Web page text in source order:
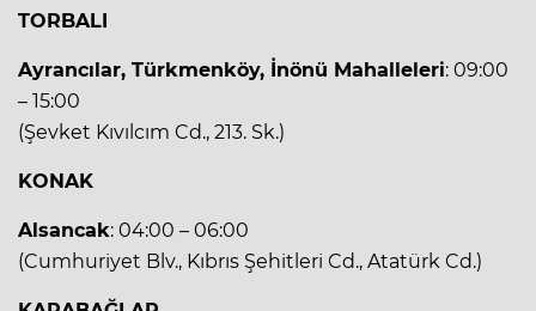
TORBALI
Ayrancılar, Türkmenköy, İnönü Mahalleleri: 09:00
– 15:00
(Şevket Kıvılcım Cd., 213. Sk.)
KONAK
Alsancak: 04:00 – 06:00
(Cumhuriyet Blv., Kıbrıs Şehitleri Cd., Atatürk Cd.)